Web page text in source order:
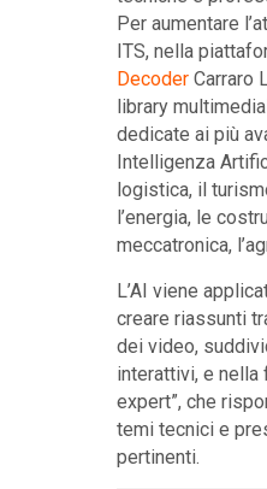
Per aumentare
ITS, nella
DecoderCarraro
library
dedicate ai più
Intelligenza
logistica, il
l’energia, le
meccatronica,
L’AI viene
creare riassunti
dei video,
interattivi, e nella
expert”, che
temi tecnici e
pertinenti.